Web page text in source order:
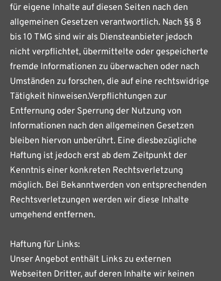
für eigene Inhalte auf diesen Seiten nach den
allgemeinen Gesetzen verantwortlich. Nach §§ 8
bis 10 TMG sind wir als Diensteanbieter jedoch
nicht verpflichtet, übermittelte oder gespeicherte
fremde Informationen zu überwachen oder nach
Umständen zu forschen, die auf eine rechtswidrige
Tätigkeit hinweisen.Verpflichtungen zur
Entfernung oder Sperrung der Nutzung von
Informationen nach den allgemeinen Gesetzen
bleiben hiervon unberührt. Eine diesbezügliche
Haftung ist jedoch erst ab dem Zeitpunkt der
Kenntnis einer konkreten Rechtsverletzung
möglich. Bei Bekanntwerden von entsprechenden
Rechtsverletzungen werden wir diese Inhalte
umgehend entfernen.
Haftung für Links:
Unser Angebot enthält Links zu externen
Webseiten Dritter, auf deren Inhalte wir keinen